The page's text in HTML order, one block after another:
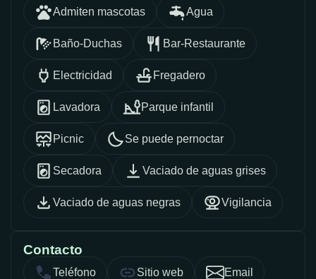
Admiten mascotas Agua
Baño-Duchas Bar-Restaurante
Electricidad Fregadero
Lavadora Parque infantil
Picnic Se puede pernoctar
Secadora Vaciado de aguas grises
Vaciado de aguas negras Vigilancia
Contacto
Teléfono Sitio web Email